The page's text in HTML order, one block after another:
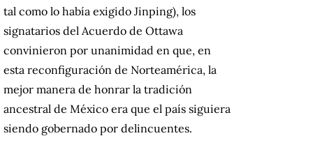
tal como lo había exigido Jinping), los
signatarios del Acuerdo de Ottawa
convinieron por unanimidad en que, en
esta reconfiguración de Norteamérica, la
mejor manera de honrar la tradición
ancestral de México era que el país siguiera
siendo gobernado por delincuentes.